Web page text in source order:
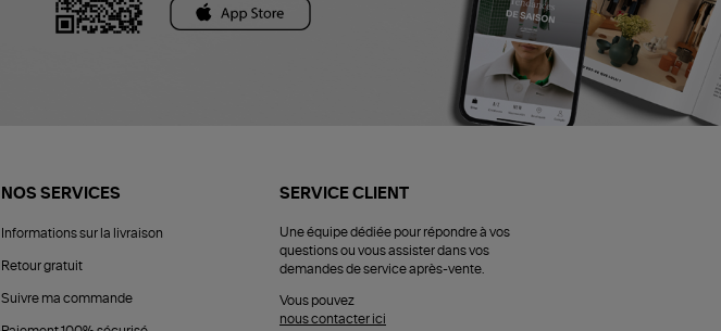
NOS SERVICES
Informations sur la livraison
Retour gratuit
Suivre ma commande
SERVICE CLIENT
Une équipe dédiée pour répondre à vos
questions ou vous assister dans vos
demandes de service après-vente.
Vous pouvez
nous contacter ici